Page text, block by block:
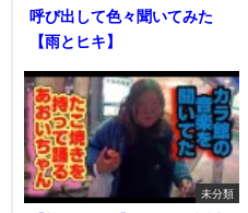
呼び出して色々聞いてみた
【雨とヒキ】
未分類